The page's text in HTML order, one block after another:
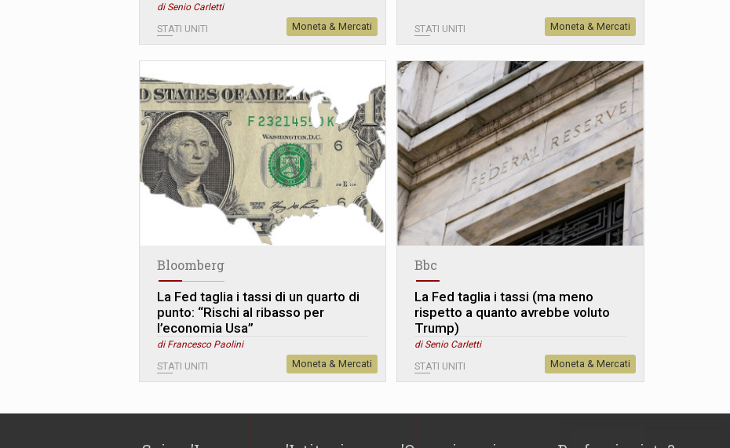
di Senio Carletti
STATI UNITI Moneta & Mercati STATI UNITI Moneta & Mercati
Bloomberg
La Fed taglia i tassi di un quarto di
punto: “Rischi al ribasso per
l’economia Usa”
di Francesco Paolini
STATI UNITI Moneta & Mercati
Bbc
La Fed taglia i tassi (ma meno
rispetto a quanto avrebbe voluto
Trump)
di Senio Carletti
STATI UNITI Moneta & Mercati